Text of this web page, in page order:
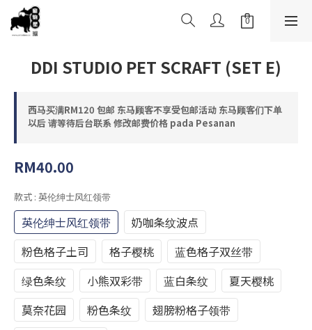
DDI STUDIO PET SCRAFT (SET E)
西马买满RM120 包邮 东马顾客不享受包邮活动 东马顾客们下单
以后 请等待后台联系 修改邮费价格 pada Pesanan
RM40.00
款式 : 英伦绅士风红领带
英伦绅士风红领带
奶咖条纹波点
粉色格子土司
格子樱桃
蓝色格子双丝带
绿色条纹
小熊双彩带 蓝白条纹
夏天樱桃
莫奈花园
粉色条纹
翅膀粉格子领带